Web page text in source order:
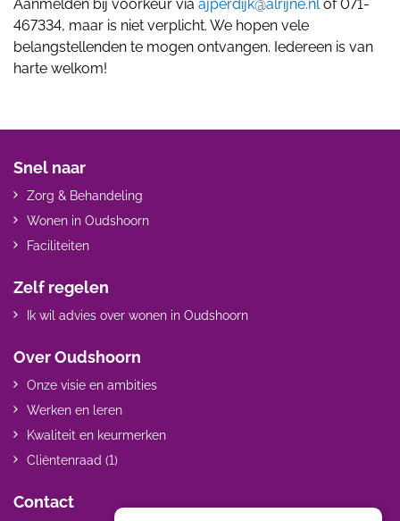
Aanmelden bij voorkeur via ajperdijk@alrijne.nlof 071-
467334, maar is niet verplicht. We hopen vele
belangstellenden te mogen ontvangen. Iedereen is van
harte welkom!
Snel naar
Zorg & Behandeling
Wonen in Oudshoorn
Faciliteiten
Zelf regelen
Ik wil advies over wonen in Oudshoorn
Over Oudshoorn
Onze visie en ambities
Werken en leren
Kwaliteit en keurmerken
Cliëntenraad (1)
Contact